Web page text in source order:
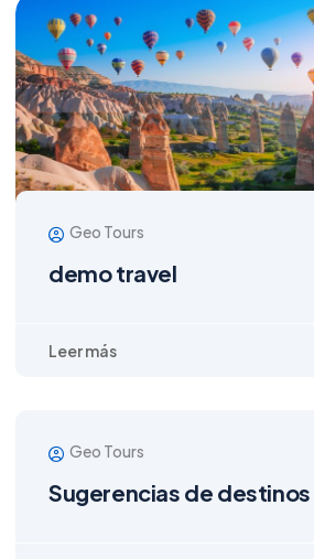
Geo Tours
demo travel
Leer más
Geo Tours
Sugerencias de destinos